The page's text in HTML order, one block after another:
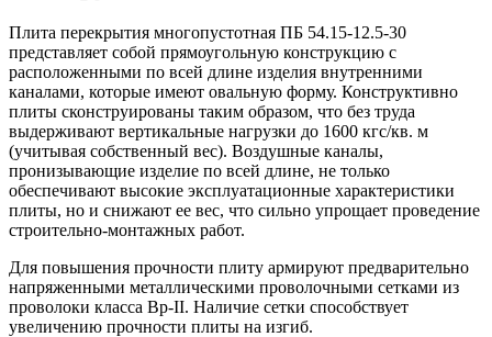
Плита перекрытия многопустотная ПБ 54.15-12.5-30
представляет собой прямоугольную конструкцию с
расположенными по всей длине изделия внутренними
каналами, которые имеют овальную форму. Конструктивно
плиты сконструированы таким образом, что без труда
выдерживают вертикальные нагрузки до 1600 кгс/кв. м
(учитывая собственный вес). Воздушные каналы,
пронизывающие изделие по всей длине, не только
обеспечивают высокие эксплуатационные характеристики
плиты, но и снижают ее вес, что сильно упрощает проведение
строительно-монтажных работ.
Для повышения прочности плиту армируют предварительно
напряженными металлическими проволочными сетками из
проволоки класса Вр-II. Наличие сетки способствует
увеличению прочности плиты на изгиб.